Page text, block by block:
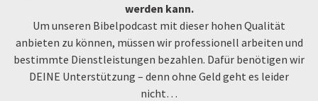
werden kann.
Um unseren Bibelpodcast mit dieser hohen Qualität
anbieten zu können, müssen wir professionell arbeiten und
bestimmte Dienstleistungen bezahlen. Dafür benötigen wir
DEINE Unterstützung – denn ohne Geld geht es leider
nicht…